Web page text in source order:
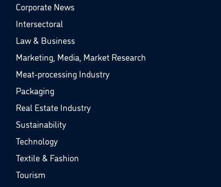
Corporate News
Intersectoral
Law & Business
Marketing, Media, Market Research
Meat-processing Industry
Packaging
Real Estate Industry
Sustainability
Technology
Textile & Fashion
Tourism